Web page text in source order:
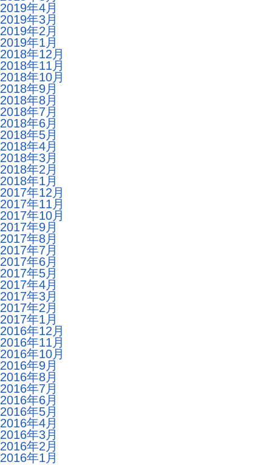
2019年4月
2019年3月
2019年2月
2019年1月
2018年12月
2018年11月
2018年10月
2018年9月
2018年8月
2018年7月
2018年6月
2018年5月
2018年4月
2018年3月
2018年2月
2018年1月
2017年12月
2017年11月
2017年10月
2017年9月
2017年8月
2017年7月
2017年6月
2017年5月
2017年4月
2017年3月
2017年2月
2017年1月
2016年12月
2016年11月
2016年10月
2016年9月
2016年8月
2016年7月
2016年6月
2016年5月
2016年4月
2016年3月
2016年2月
2016年1月